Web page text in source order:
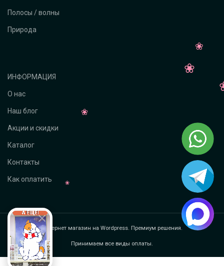
Полосы / волны
Природа
ИНФОРМАЦИЯ
О нас
Наш блог
Акции и скидки
Каталог
Контакты
Как оплатить
Интернет магазин на Wordpress. Премиум решения.
Принимаем все виды оплаты.